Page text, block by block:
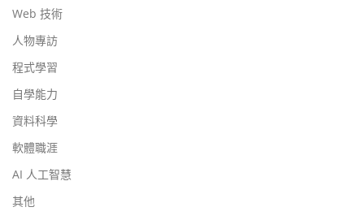
Web 技術
人物專訪
程式學習
自學能力
資料科學
軟體職涯
AI 人工智慧
其他